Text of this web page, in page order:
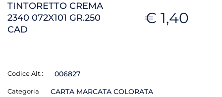
TINTORETTO CREMA
2340 072X101 GR.250
CAD
€ 1,40
Codice Alt.: 006827
Categoria CARTA MARCATA COLORATA